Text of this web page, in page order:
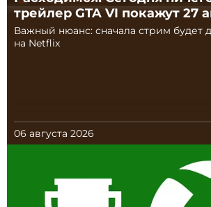
трейлер GTA VI покажут 27
Важный нюанс: сначала стрим будет
на Netflix
06 августа 2026